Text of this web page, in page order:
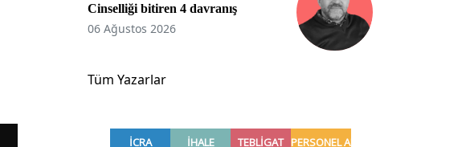
Cinselliği bitiren 4 davranış
06 Ağustos 2026
Tüm Yazarlar